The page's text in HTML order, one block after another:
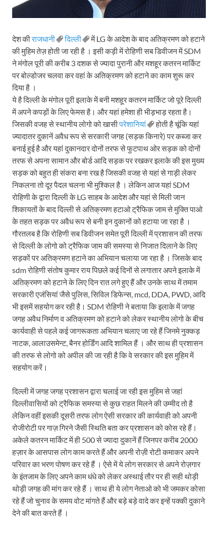
देश कीराजधानी दिल्ली
में LG के आदेश के बाद अतिक्रमण को हटाने
की मुहिम तेज़ होती जा रही है । इसी कड़ी में रोहिणी सब डिवीजन में SDM
ने मंगोल पूरी की करीब 3 दशक से ज्यादा पुरानी और मशहूर कतरन मार्किट
पर बोल्डोजर चलवा कर वहां के अतिक्रमण को हटाने का काम शुरू कर
दिया है ।
ये है दिल्ली के मंगोल पूरी इलाके में बनी मशहूर कतरन मार्किट जो पूरे दिल्ली
में अपने कपड़ों के लिए फेमस है। और यहां हमेशा ही भीड़भाड़ रहता है।
जिसकी वजह से स्थानीय लोगो को खासीपरेशानियां
होती है चूंकि यहां
ज्यादातर दुकानें अवैध रूप से सरकारी जगह (सड़क किनारे) पर कब्जा कर
बनाई हुई है और यहां दुकानदार दोनों तरफ से फुटपाथ ओर सड़क को दोनों
तरफ से अपना सामान और बोर्ड आदि सड़क पर रखकर इलाके की इस मुख्य
सड़क को बहुत ही संकरा बना रख है जिसकी वजह से यहां से गाड़ी लेकर
निकलना तो दूर पैदल चलना भी मुश्किल है । लेकिन आज यहां SDM
रोहिणी के द्वारा दिल्ली के LG साहब के आदेश और यहां से मिली जान
शिकायतों के बाद दिल्ली से अतिक्रमण हटाओ ट्रैफिक जाम से मुक्ति पाओ
के तहत सड़क पर अवैध रूप से बनी इन दुकानों को हटाया जा रहा है ।
गौरतलब है कि रोहिणी सब डिवीजन समेत पूरी दिल्ली में प्रशासन की तरफ
से दिल्ली के लोगो को ट्रैफिक जाम की समस्या से निजात दिलाने के लिए
सड़कों पर अतिक्रमण हटाने का अभियान चलाया जा रहा है । जिसके बाद
sdm रोहिणी संतोष कुमार राय पिछले कई दिनों से लगातार अपने इलाके में
अतिक्रमण को हटाने के लिए दिन रात लगे हुए हैं और उनके साथ में तमाम
सरकारी एजंसियां जैसे पुलिस, सिविल डिफेन्स, mcd, DDA, PWD, आदि
भी इसमें सहयोग कर रही है। SDM रोहिणी ने बताया कि इलाके में जगह
जगह अवैध निर्माण व अतिक्रमण को हटाने को लेकर स्थानीय लोगो के बीच
कार्यवाही से पहले कई जागरूकता अभियान चलाए जा रहे हैं जिनमे नुक्कड़
नाटक, आलाउसमेन्ट, बैनर होर्डिंग आदि शामिल हैं । और साथ ही प्रशासन
की तरफ से लोगो को अपील की जा रही है कि वे सरकार की इस मुहिम में
सहयोग करें।
दिल्ली में जगह जगह प्रशासन द्वारा चलाई जा रही इस मुहिम से जहां
दिल्लीवासियों को ट्रैफिक समस्या से कुछ राहत मिलने की उम्मीद तो है
लेकिन वहीं इसकी दूसरी तरफ लोग ऐसी सरकार की कार्यवाही को अपनी
रोजीरोटी पर गाज़ गिरने जैसी स्थिति बता कर प्रशासन को कोस रहे हैं।
अकेले कतरन मार्किट में ही 500 से ज्यादा दुकानें हैं जिनपर करीब 2000
हज़ार के आसपास लोग काम करते हैं और अपनी रोज़ी रोटी कमाकर अपने
परिवार का भरण पोषण कर रहे हैं । ऐसे में ये लोग सरकार से अपने रोज़गार
के इंतजाम के लिए अपने काम धंधे को लेकर अस्थाई तौर पर ही सही थोड़ी
थोड़ी जगह की मांग कर रहे हैं । साथ ही ये लोग नेताओ को भी जमकर कोसा
रहे हैं जो चुनाव के समय वोट मांगते हैं और बड़े बड़े वादे कर इन्हें पक्की दुकाने
देने की बात करते हैं ।